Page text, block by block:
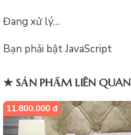
Đang xử lý…
Bạn phải bật JavaScript
★ SẢN PHẨM LIÊN QUAN
11.800.000 đ